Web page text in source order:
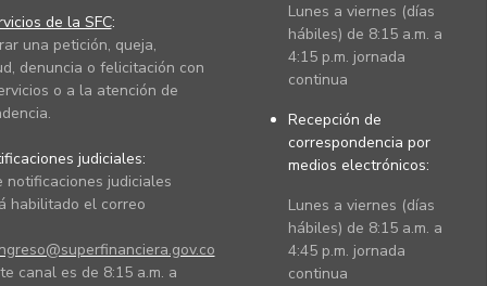
de la SFC:
una petición, queja,
denuncia o felicitación con
o a la atención de
judiciales:
notificaciones judiciales
habilitado el correo
canal es de 8:15 a.m. a
Lunes a viernes (días
hábiles) de 8:15 a.m. a
4:15 p.m. jornada
continua
Recepción de
correspondencia por
medios electrónicos:
Lunes a viernes (días
hábiles) de 8:15 a.m. a
4:45 p.m. jornada
continua